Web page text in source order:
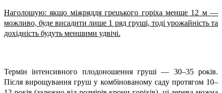
Наголошую: якщо міжряддя грецького горіха менше 12 м —
можливо, буде висадити лише 1 ряд груші, тоді урожайність та
дохідність будуть меншими удвічі.
Термін інтенсивного плодоношення груші — 30–35 років.
Після вирощування груш у комбінованому саду протягом 10–